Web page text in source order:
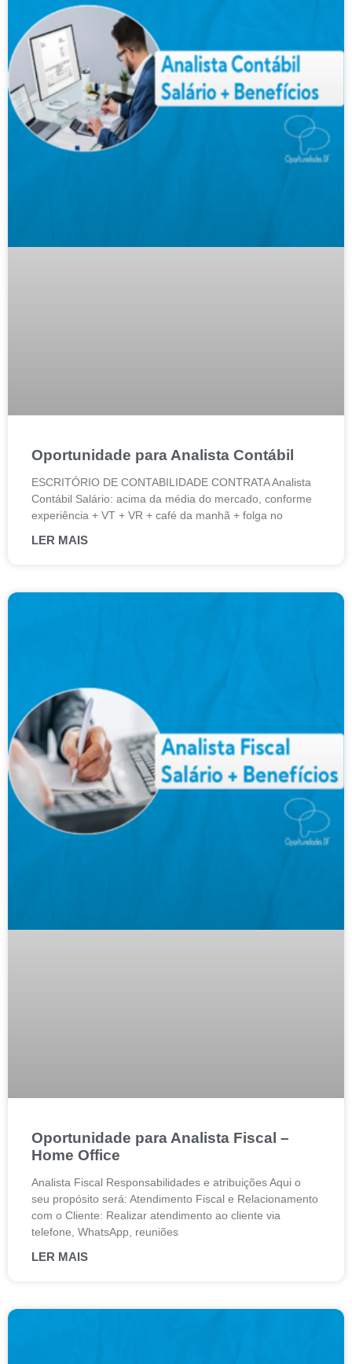
Oportunidade para Analista Contábil
ESCRITÓRIO DE CONTABILIDADE CONTRATA Analista
Contábil Salário: acima da média do mercado, conforme
experiência + VT + VR + café da manhã + folga no
LER MAIS
Oportunidade para Analista Fiscal –
Home Office
Analista Fiscal Responsabilidades e atribuições Aqui o
seu propósito será: Atendimento Fiscal e Relacionamento
com o Cliente: Realizar atendimento ao cliente via
telefone, WhatsApp, reuniões
LER MAIS